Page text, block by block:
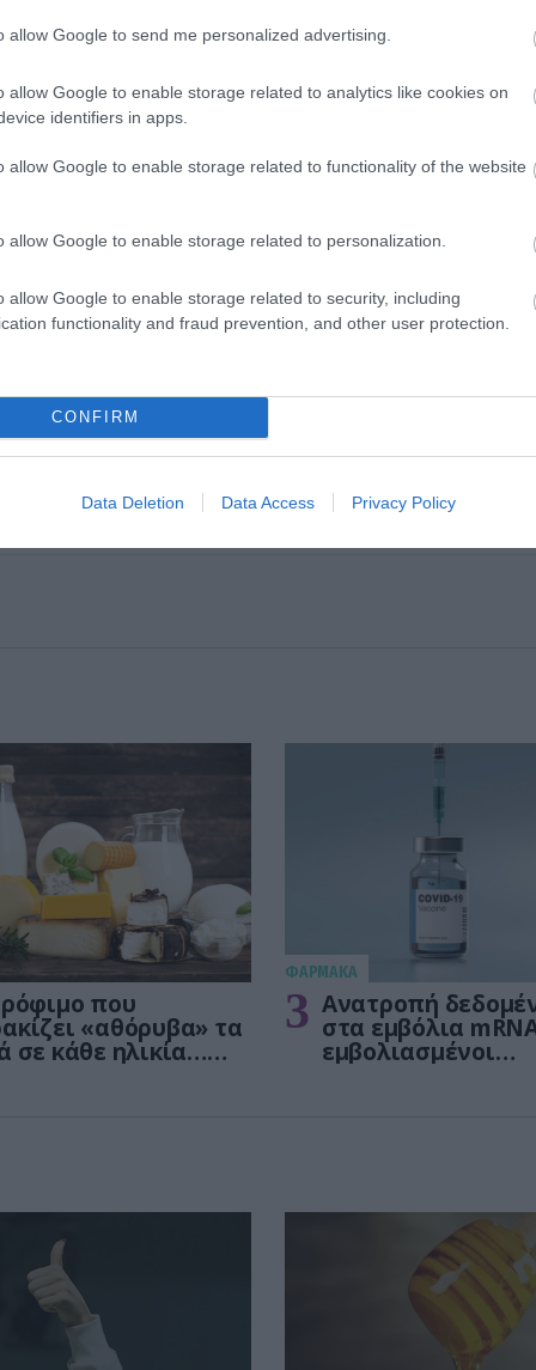
allow Google to send me personalized advertising.
allow Google to enable storage related to analytics like cookies on
identifiers in apps.
allow Google to enable storage related to functionality of the website
allow Google to enable storage related to personalization.
allow Google to enable storage related to security, including
functionality and fraud prevention, and other user protection.
CONFIRM
Data Deletion Data Access Privacy Policy
κατεστημένο (και θα ακολουθήσει
από εμπειρία) ΔΕΝ δέχεται καν την
αν αυτήν ΑΠΟΔΕΔΕΙΓΜΈΝΑ θα θωρακίσει τον
να αντέξει τα δηλητήρια της επιβαλλομένης
αγώνα μας, θα συνεχίσουμε να διαδίδουμε τη
μέρες. Είτε το πιστεύετε είτε όχι, οι
ακόμη και το 80% των
πολλά υποσχόμενη θεραπεία.
οι ασθενείς με καρκίνο μπορούν να αρχίσουν να
σώσει τη ζωή.
που
«αθόρυβα» τα
σε κάθε ηλικία…
ΦΑΡΜΑΚΑ
3 Ανατροπή
στα εμβόλια
εμβολιασμένοι